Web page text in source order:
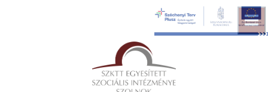
Kezdőlapra
ugrás